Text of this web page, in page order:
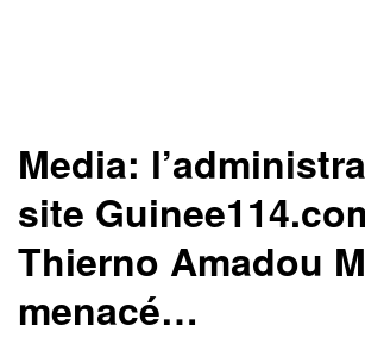
Media:
site
Thierno Amadou
menacé…